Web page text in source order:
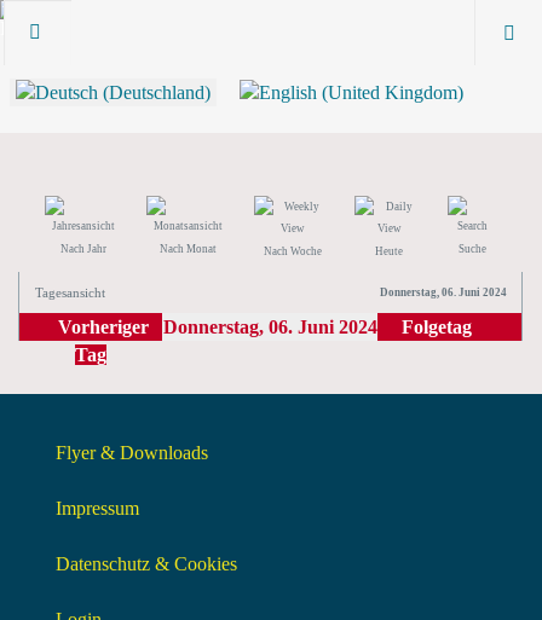
Nach Jahr Nach Monat Nach Woche Heute Suche
Tagesansicht Donnerstag, 06. Juni 2024
Vorheriger
Tag
Donnerstag, 06. Juni 2024 Folgetag
Flyer & Downloads
Impressum
Datenschutz & Cookies